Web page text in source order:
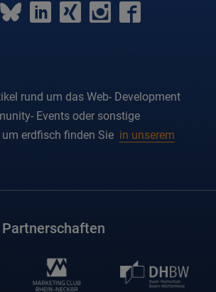
erdfisch
on
erdfisch
on
erdfisch
on
erdfisch
on
rund um das Web- Development
Events oder sonstige
erdfisch finden Sie in unserem